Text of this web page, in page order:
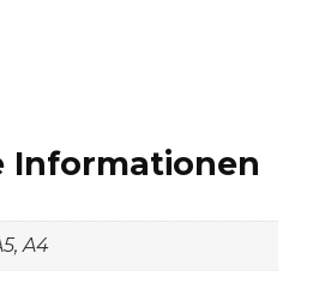
Informationen
A4